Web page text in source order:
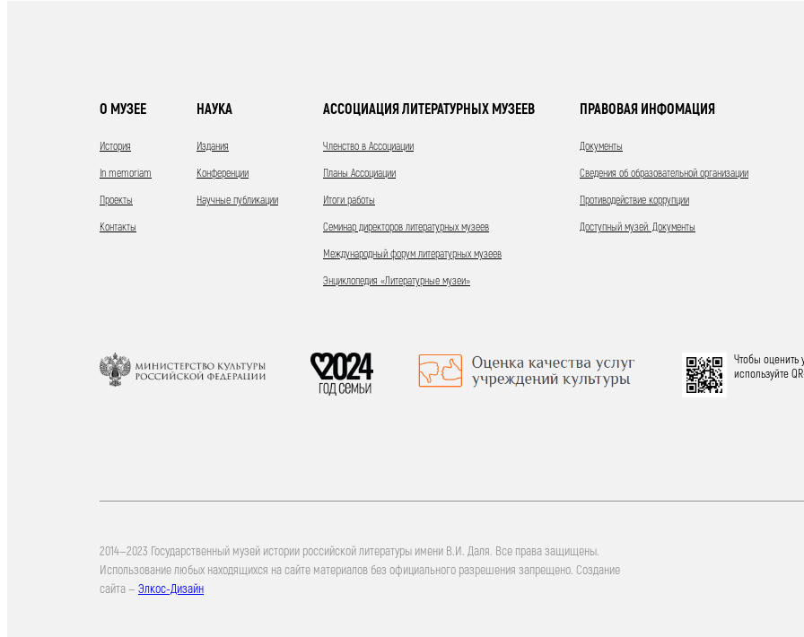
О МУЗЕЕ
История
In memoriam
Проекты
Контакты
НАУКА
Издания
Конференции
Научные публикации
АССОЦИАЦИЯ ЛИТЕРАТУРНЫХ МУЗЕЕВ
Членство в Ассоциации
Планы Ассоциации
Итоги работы
Семинар директоров литературных музеев
Международный форум литературных музеев
Энциклопедия «Литературные музеи»
ПРАВОВАЯ ИНФОМАЦИЯ
Документы
Сведения об образовательной организации
Противодействие коррупции
Доступный музей. Документы
Чтобы оценить
используйте
2014—2023 Государственный музей истории российской литературы имени В.И. Даля. Все права защищены.
Использование любых находящихся на сайте материалов без официального разрешения запрещено. Создание
сайта — Элкос-Дизайн